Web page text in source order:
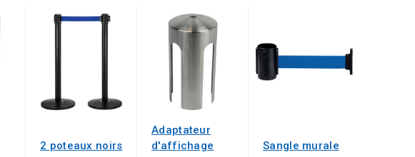
2 poteaux noirs
Adaptateur
d'affichage
Sangle murale